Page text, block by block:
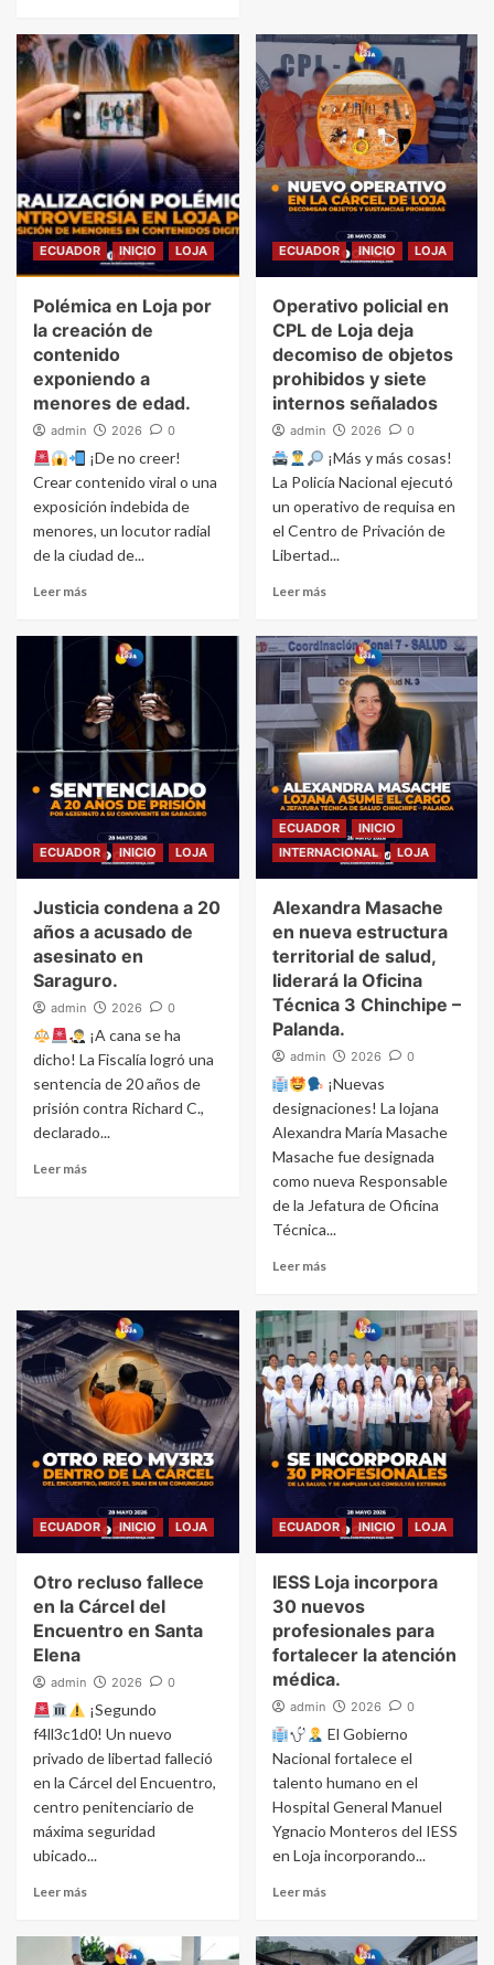
ECUADOR INICIO LOJA
Polémica en Loja por
la creación de
contenido
exponiendo a
menores de edad.
admin 2026 0
¡De no creer!
Crear contenido viral o una
exposición indebida de
menores, un locutor radial
de la ciudad de...
Leer más
ECUADOR INICIO LOJA
Operativo policial en
CPL de Loja deja
decomiso de objetos
prohibidos y siete
internos señalados
admin 2026 0
¡Más y más cosas!
La Policía Nacional ejecutó
un operativo de requisa en
el Centro de Privación de
Libertad...
Leer más
ECUADOR INICIO LOJA
Justicia condena a 20
años a acusado de
asesinato en
Saraguro.
admin 2026 0
¡A cana se ha
dicho! La Fiscalía logró una
sentencia de 20 años de
prisión contra Richard C.,
declarado...
Leer más
ECUADOR
INICIO
INTERNACIONAL
LOJA
Alexandra Masache
en nueva estructura
territorial de salud,
liderará la Oficina
Técnica 3 Chinchipe –
Palanda.
admin 2026 0
¡Nuevas
designaciones! La lojana
Alexandra María Masache
Masache fue designada
como nueva Responsable
de la Jefatura de Oficina
Técnica...
Leer más
ECUADOR INICIO LOJA
Otro recluso fallece
en la Cárcel del
Encuentro en Santa
Elena
admin 2026 0
¡Segundo
f4ll3c1d0! Un nuevo
privado de libertad falleció
en la Cárcel del Encuentro,
centro penitenciario de
máxima seguridad
ubicado...
Leer más
ECUADOR INICIO LOJA
IESS Loja incorpora
30 nuevos
profesionales para
fortalecer la atención
médica.
admin 2026 0
El Gobierno
Nacional fortalece el
talento humano en el
Hospital General Manuel
Ygnacio Monteros del IESS
en Loja incorporando...
Leer más